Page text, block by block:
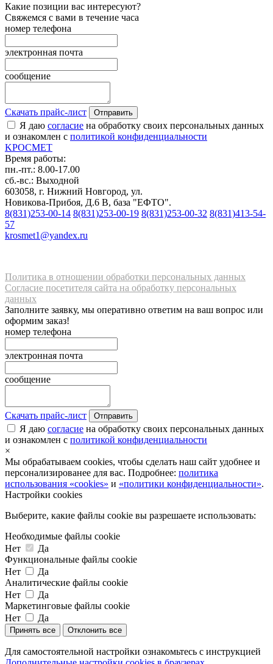
Какие позиции вас интересуют?
Свяжемся с вами в течение часа
номер телефона
электронная почта
сообщение
Скачать прайс-лист Отправить
Я даю согласие на обработку своих персональных данных
и ознакомлен с политикой конфиденциальности
KРОСМЕТ
Время работы:
пн.-пт.: 8.00-17.00
сб.-вс.: Выходной
603058, г. Нижний Новгород, ул.
Новикова-Прибоя, Д.6 В, база "ЕФТО".
8(831)253-00-14 8(831)253-00-19 8(831)253-00-32 8(831)413-54-
57
krosmet1@yandex.ru
Политика в отношении обработки персональных данных
Согласие посетителя сайта на обработку персональных
данных
Заполните заявку, мы оперативно ответим на ваш вопрос или
оформим заказ!
номер телефона
электронная почта
сообщение
Скачать прайс-лист Отправить
Я даю согласие на обработку своих персональных данных
и ознакомлен с политикой конфиденциальности
×
Мы обрабатываем cookies, чтобы сделать наш сайт удобнее и
персонализированее для вас. Подробнее: политика
использования «cookies» и «политики конфиденциальности».
Настройки cookies
Выберите, какие файлы cookie вы разрешаете использовать:
Необходимые файлы cookie
Нет
Да
Функциональные файлы cookie
Нет
Да
Аналитические файлы cookie
Нет
Да
Маркетинговые файлы cookie
Нет
Да
Принять все Отклонить все
Для самостоятельной настройки ознакомьтесь с инструкцией